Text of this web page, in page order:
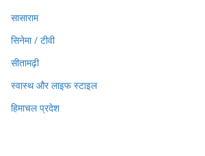
सासाराम
सिनेमा / टीवी
सीतामढ़ी
स्वास्थ और लाइफ स्टाइल
हिमाचल प्रदेश